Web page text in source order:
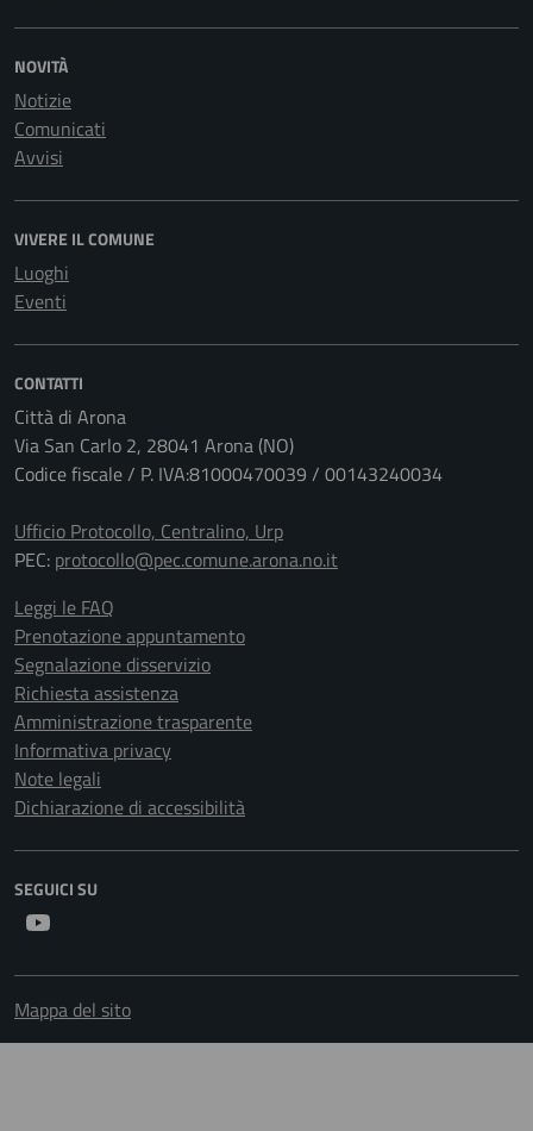
NOVITÀ
Notizie
Comunicati
Avvisi
VIVERE IL COMUNE
Luoghi
Eventi
CONTATTI
Città di Arona
Via San Carlo 2, 28041 Arona (NO)
Codice fiscale / P. IVA:81000470039 / 00143240034
Ufficio Protocollo, Centralino, Urp
PEC: protocollo@pec.comune.arona.no.it
Leggi le FAQ
Prenotazione appuntamento
Segnalazione disservizio
Richiesta assistenza
Amministrazione trasparente
Informativa privacy
Note legali
Dichiarazione di accessibilità
SEGUICI SU
Mappa del sito